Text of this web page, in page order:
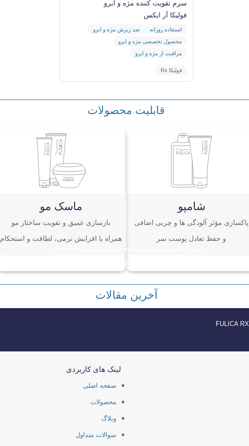
استفاده روزانه
ضد ریزش مژه و ابرو
محصول تخصصی مژه و ابرو
مراقبت از مژه و ابرو
سرم تقویت کننده مژه و ابرو
فولیکا آر ایکس
فولیکا Rx
قابلیت محصولات
شامپو
پاکسازی مؤثر آلودگی ها و چربی اضافی
و حفظ تعادل پوست سر
ماسک مو
بازسازی عمیق و تقویت ساختار مو
همراه با افزایش نرمی، لطافت و استحکام
آخرین مقالات
FULICA RX
لینک های کاربردی
صفحه اصلی
محصولات
وبلاگ
سوالات متداول